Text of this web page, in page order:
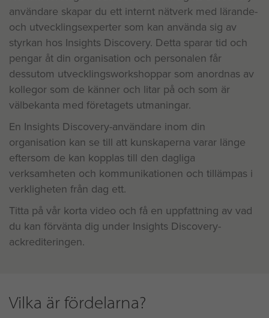
användare skapar du ett internt nätverk med lärande-
och utvecklingsexperter som kan använda sig av
styrkan hos Insights Discovery. Detta sparar tid och
pengar åt din organisation och personalen får
dessutom utvecklingsworkshoppar som anordnas av
kollegor som de känner och litar på och som är
välbekanta med företagets utmaningar.
En Insights Discovery-användare inom din
organisation kan se till att kunskaperna varar länge
eftersom de kan kopplas till den dagliga
verksamheten och kommunikationen och tillämpas i
verkligheten från dag ett.
Titta på vår korta video och få en uppfattning av vad
du kan förvänta dig under Insights Discovery-
ackrediteringen.
Vilka är fördelarna?